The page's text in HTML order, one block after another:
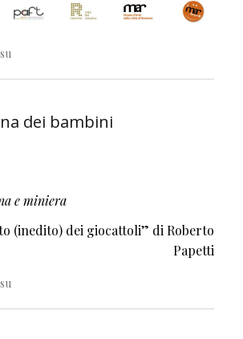
dei bambini
e miniera
(inedito) dei giocattoli” di Roberto
Papetti